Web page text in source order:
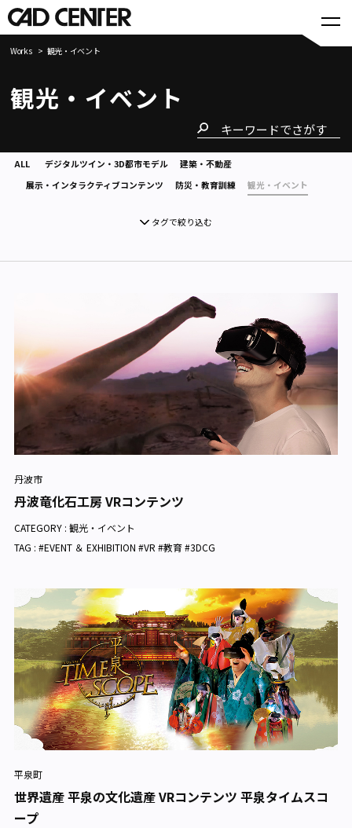
Works 観光・イベント
観光・イベント
ALL デジタルツイン・3D都市モデル
建築・不動産
展示・インタラクティブコンテンツ
防災・教育訓練 観光・イベント
タグで絞り込む
丹波市
丹波竜化石工房 VRコンテンツ
CATEGORY : 観光・イベント
TAG : #EVENT ＆ EXHIBITION #VR #教育 #3DCG
平泉町
世界遺産 平泉の文化遺産 VRコンテンツ 平泉タイムスコ
ープ